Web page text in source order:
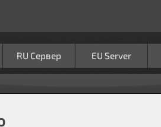
RU Сервер EU Server